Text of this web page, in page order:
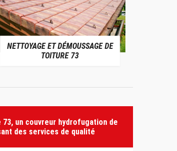
NETTOYAGE ET DÉMOUSSAGE DE
TOITURE 73
73, un couvreur hydrofugation de
des services de qualité